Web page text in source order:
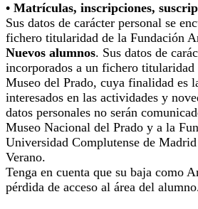
• Matrículas, inscripciones,
Sus datos de carácter personal se
fichero titularidad de la Fundación
Nuevos alumnos. Sus datos de
incorporados a un fichero
Museo del Prado, cuya finalidad es
interesados en las actividades y
datos personales no serán
Museo Nacional del Prado y a la
Universidad Complutense de
Verano.
Tenga en cuenta que su baja como
pérdida de acceso al área del